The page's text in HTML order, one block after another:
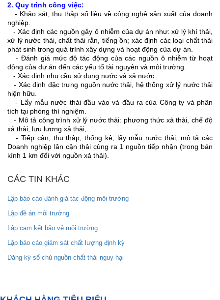
2. Quy trình công việc:
- Khảo sát, thu thập số liệu về công nghệ sản xuất của doanh
nghiệp.
- Xác định các nguồn gây ô nhiễm của dự án như: xử lý khí thải,
xử lý nước thải, chất thải rắn, tiếng ồn; xác định các loại chất thải
phát sinh trong quá trình xây dựng và hoạt động của dự án.
- Đánh giá mức độ tác động của các nguồn ô nhiễm từ hoạt
động của dự án đến các yếu tố tài nguyên và môi trường.
- Xác định nhu cầu sử dụng nước và xả nước.
- Xác định đặc trưng nguồn nước thải, hệ thống xử lý nước thải
hiện hữu.
- Lấy mẫu nước thải đầu vào và đầu ra của Công ty và phân
tích tại phòng thí nghiệm.
- Mô tả công trình xử lý nước thải: phương thức xả thải, chế độ
xả thải, lưu lượng xả thải,…
- Tiếp cận, thu thập, thống kê, lấy mẫu nước thải, mô tả các
Doanh nghiệp lân cận thải cùng ra 1 nguồn tiếp nhận (trong bán
kính 1 km đối với nguồn xả thải).
CÁC TIN KHÁC
Lập báo cáo đánh giá tác động môi trường
Lập đề án môi trường
Lập cam kết bảo vệ môi trường
Lập báo cáo giám sát chất lượng định kỳ
Đăng ký sổ chủ nguồn chất thải nguy hại